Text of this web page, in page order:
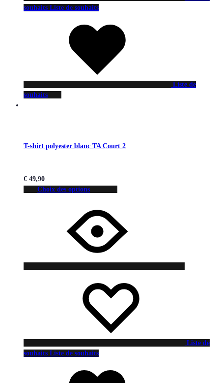
souhaits Liste de souhaits
Liste de
souhaits
T-shirt polyester blanc TA Court 2
€ 49,90
Choix des options
Liste de
souhaits Liste de souhaits